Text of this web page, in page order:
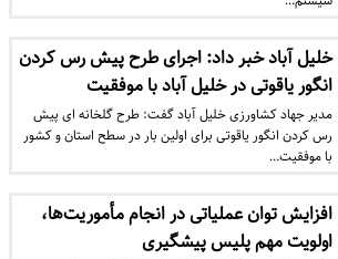
خلیل آباد خبر داد: اجرای طرح پیش رس کردن
انگور یاقوتی در خلیل آباد با موفقیت
مدیر جهاد کشاورزی خلیل آباد گفت: طرح گلخانه ای پیش
رس کردن انگور یاقوتی برای اولین بار در سطح استان و کشور
با موفقیت…
افزایش توان عملیاتی در انجام مأموریت‌ها،
اولویت مهم پلیس پیشگیری